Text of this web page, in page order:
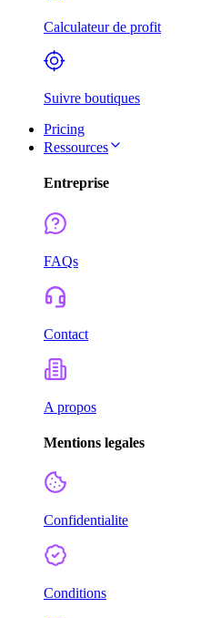
Calculateur de profit
Suivre boutiques
Pricing
Ressources
Entreprise
FAQs
Contact
A propos
Mentions legales
Confidentialite
Conditions